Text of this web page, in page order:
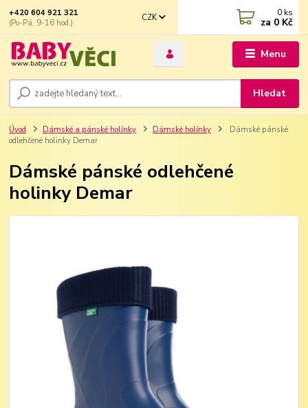
Menu
CZK
Hledat
+420 604 921 321
(Po-Pá, 9-16 hod.)
0 ks
za 0 Kč
Úvod Dámské a pánské holínky Dámské holínky
Dámské pánské
odlehčené holinky Demar
Dámské pánské odlehčené
holinky Demar